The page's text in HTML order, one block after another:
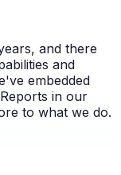
and there
and
embedded
in our
to what we do.